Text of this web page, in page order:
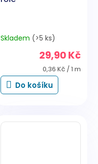
Skladem (>5 ks)
29,90 Kč
Měrná
cena:
0,36 Kč / 1 m
Do košíku